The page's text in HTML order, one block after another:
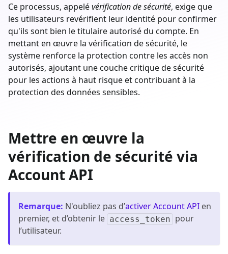
Ce processus, appelévérification de sécurité, exige que
les utilisateurs revérifient leur identité pour confirmer
qu'ils sont bien le titulaire autorisé du compte. En
mettant en œuvre la vérification de sécurité, le
système renforce la protection contre les accès non
autorisés, ajoutant une couche critique de sécurité
pour les actions à haut risque et contribuant à la
protection des données sensibles.
Mettre en œuvre la
vérification de sécurité via
Account API
Remarque: N'oubliez pas d’activer Account API en
premier, et d’obtenir le access_token pour
l’utilisateur.